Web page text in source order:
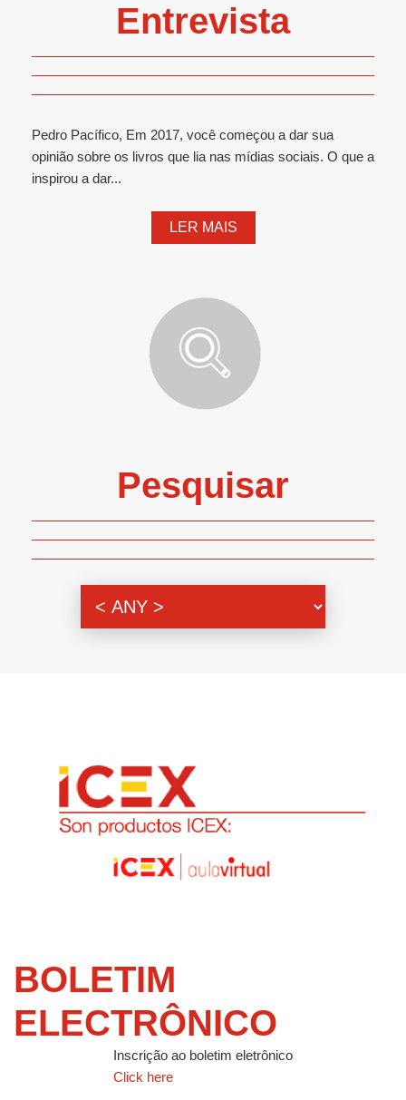
Entrevista
Pedro Pacífico, Em 2017, você começou a dar sua
opinião sobre os livros que lia nas mídias sociais. O que a
inspirou a dar...
LER MAIS
Pesquisar
BOLETIM
ELECTRÔNICO
Inscrição ao boletim eletrônico
Click here